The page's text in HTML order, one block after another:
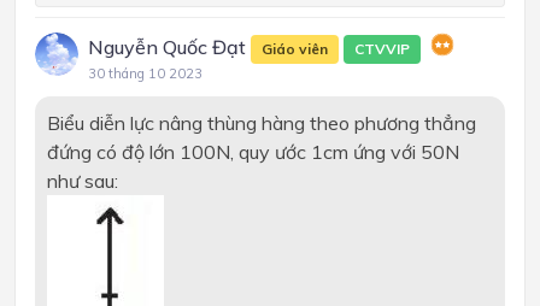
Nguyễn Quốc Đạt Giáo viên CTVVIP
30 tháng 10 2023
Biểu diễn lực nâng thùng hàng theo phương thẳng
đứng có độ lớn 100N, quy ước 1cm ứng với 50N
như sau: